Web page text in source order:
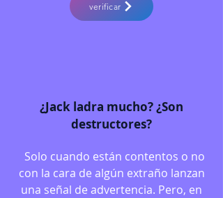
verificar
¿Jack ladra mucho? ¿Son
destructores?
Solo cuando están contentos o no
con la cara de algún extraño lanzan
una señal de advertencia. Pero, en